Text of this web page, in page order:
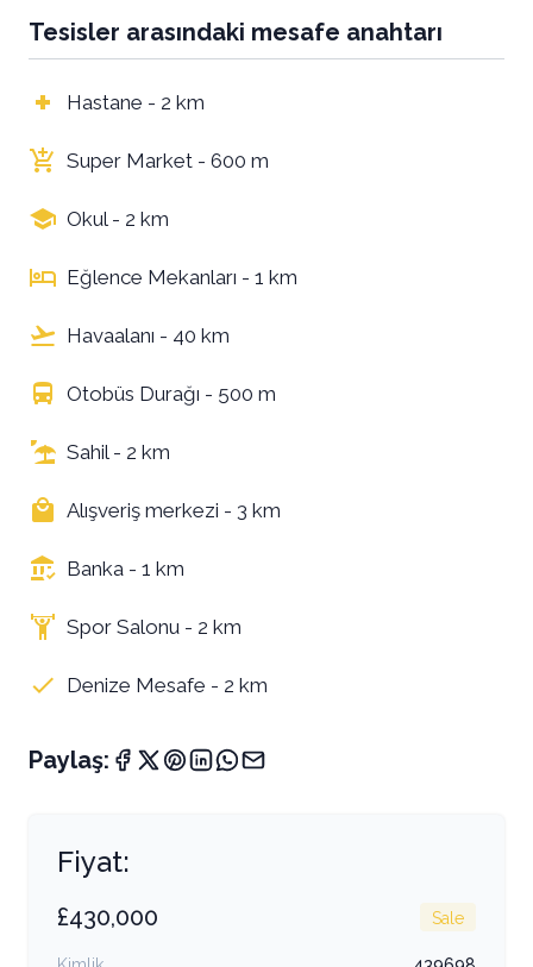
Tesisler arasındaki mesafe anahtarı
Hastane - 2 km
Super Market - 600 m
Okul - 2 km
Eğlence Mekanları - 1 km
Havaalanı - 40 km
Otobüs Durağı - 500 m
Sahil - 2 km
Alışveriş merkezi - 3 km
Banka - 1 km
Spor Salonu - 2 km
Denize Mesafe - 2 km
Paylaş:
Fiyat:
£430,000 Sale